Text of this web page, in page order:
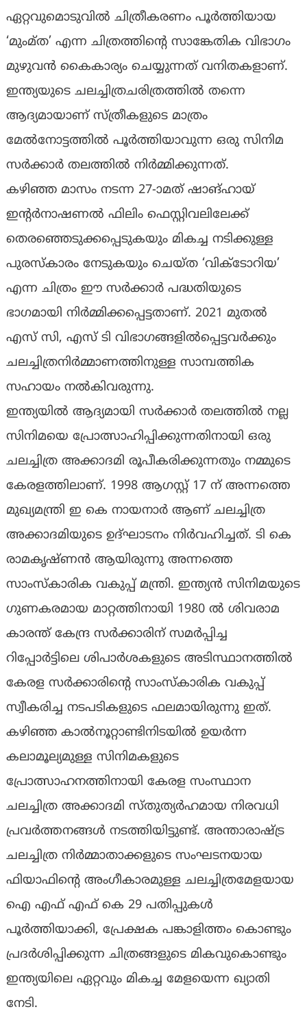
ഏറ്റവുമൊടുവില്‍ ചിത്രീകരണം പൂര്‍ത്തിയായ
‘മുംമ്ത’ എന്ന ചിത്രത്തിന്റെ സാങ്കേതിക വിഭാഗം
മുഴുവന്‍ കൈകാര്യം ചെയ്യുന്നത് വനിതകളാണ്.
ഇന്ത്യയുടെ ചലച്ചിത്രചരിത്രത്തില്‍ തന്നെ
ആദ്യമായാണ് സ്ത്രീകളുടെ മാത്രം
മേല്‍നോട്ടത്തില്‍ പൂര്‍ത്തിയാവുന്ന ഒരു സിനിമ
സര്‍ക്കാര്‍ തലത്തില്‍ നിര്‍മ്മിക്കുന്നത്.
കഴിഞ്ഞ മാസം നടന്ന 27-ാമത് ഷാങ്ഹായ്
ഇന്റര്‍നാഷണല്‍ ഫിലിം ഫെസ്റ്റിവലിലേക്ക്
തെരഞ്ഞെടുക്കപ്പെടുകയും മികച്ച നടിക്കുള്ള
പുരസ്‌കാരം നേടുകയും ചെയ്ത ‘വിക്‌ടോറിയ’
എന്ന ചിത്രം ഈ സര്‍ക്കാര്‍ പദ്ധതിയുടെ
ഭാഗമായി നിര്‍മ്മിക്കപ്പെട്ടതാണ്. 2021 മുതല്‍
എസ് സി, എസ് ടി വിഭാഗങ്ങളില്‍പ്പെട്ടവര്‍ക്കും
ചലച്ചിത്രനിര്‍മ്മാണത്തിനുള്ള സാമ്പത്തിക
സഹായം നല്‍കിവരുന്നു.
ഇന്ത്യയില്‍ ആദ്യമായി സര്‍ക്കാര്‍ തലത്തില്‍ നല്ല
സിനിമയെ പ്രോത്സാഹിപ്പിക്കുന്നതിനായി ഒരു
ചലച്ചിത്ര അക്കാദമി രൂപീകരിക്കുന്നതും നമ്മുടെ
കേരളത്തിലാണ്. 1998 ആഗസ്റ്റ് 17 ന് അന്നത്തെ
മുഖ്യമന്ത്രി ഇ കെ നായനാര്‍ ആണ് ചലച്ചിത്ര
അക്കാദമിയുടെ ഉദ്ഘാടനം നിര്‍വഹിച്ചത്. ടി കെ
രാമകൃഷ്ണന്‍ ആയിരുന്നു അന്നത്തെ
സാംസ്‌കാരിക വകുപ്പ് മന്ത്രി. ഇന്ത്യന്‍ സിനിമയുടെ
ഗുണകരമായ മാറ്റത്തിനായി 1980 ല്‍ ശിവരാമ
കാരന്ത് കേന്ദ്ര സര്‍ക്കാരിന് സമര്‍പ്പിച്ച
റിപ്പോര്‍ട്ടിലെ ശിപാര്‍ശകളുടെ അടിസ്ഥാനത്തില്‍
കേരള സര്‍ക്കാരിന്റെ സാംസ്‌കാരിക വകുപ്പ്
സ്വീകരിച്ച നടപടികളുടെ ഫലമായിരുന്നു ഇത്.
കഴിഞ്ഞ കാല്‍നൂറ്റാണ്ടിനിടയില്‍ ഉയര്‍ന്ന
കലാമൂല്യമുള്ള സിനിമകളുടെ
പ്രോത്സാഹനത്തിനായി കേരള സംസ്ഥാന
ചലച്ചിത്ര അക്കാദമി സ്തുത്യര്‍ഹമായ നിരവധി
പ്രവര്‍ത്തനങ്ങള്‍ നടത്തിയിട്ടുണ്ട്. അന്താരാഷ്ട്ര
ചലച്ചിത്ര നിര്‍മ്മാതാക്കളുടെ സംഘടനയായ
ഫിയാഫിന്റെ അംഗീകാരമുള്ള ചലച്ചിത്രമേളയായ
ഐ എഫ് എഫ് കെ 29 പതിപ്പുകള്‍
പൂര്‍ത്തിയാക്കി, പ്രേക്ഷക പങ്കാളിത്തം കൊണ്ടും
പ്രദര്‍ശിപ്പിക്കുന്ന ചിത്രങ്ങളുടെ മികവുകൊണ്ടും
ഇന്ത്യയിലെ ഏറ്റവും മികച്ച മേളയെന്ന ഖ്യാതി
നേടി.